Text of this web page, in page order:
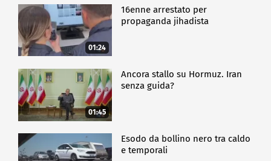
01:24
16enne arrestato per
propaganda jihadista
01:45
Ancora stallo su Hormuz. Iran
senza guida?
Esodo da bollino nero tra caldo
e temporali